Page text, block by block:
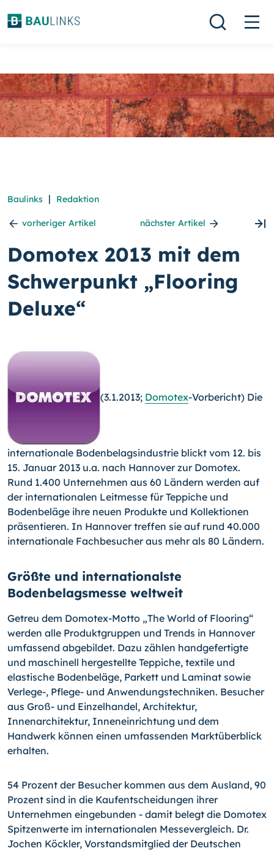
Baulinks | Redaktion
vorheriger Artikel nächster Artikel
Domotex 2013 mit dem
Schwerpunkt „Flooring
Deluxe“
(3.1.2013; Domotex-Vorbericht) Die
internationale Bodenbe­lagsindustrie blickt vom 12. bis
15. Januar 2013 u.a. nach Hannover zur Domotex.
Rund 1.400 Unternehmen aus 60 Län­dern werden auf
der internationalen Leitmesse für Teppiche und
Bodenbeläge ihre neuen Produkte und Kollektionen
prä­sentieren. In Hannover treffen sie auf rund 40.000
internatio­nale Fachbesucher aus mehr als 80 Ländern.
Größte und internationalste
Bodenbelagsmesse weltweit
Getreu dem Domotex-Motto „The World of Flooring“
werden alle Produktgruppen und Trends in Hannover
umfassend abgebildet. Dazu zählen handgefertigte
und maschinell hergestellte Teppiche, textile und
elastische Bodenbeläge, Parkett und Laminat so­wie
Verlege-, Pflege- und Anwendungstechniken. Besucher
aus Groß- und Einzelhan­del, Architektur,
Innenarchitektur, Inneneinrichtung und dem
Handwerk können einen um­fassenden Marktüberblick
erhalten.
54 Prozent der Besucher kommen aus dem Ausland, 90
Prozent sind in die Kaufent­scheidungen ihrer
Unternehmen eingebunden - damit belegt die Domotex
Spitzenwerte im internationalen Messevergleich. Dr.
Jochen Köckler, Vorstandsmitglied der Deut­schen